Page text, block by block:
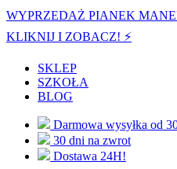
WYPRZEDAŻ PIANEK
KLIKNIJ I ZOBACZ! ⚡️
SKLEP
SZKOŁA
BLOG
Darmowa wysyłka od
30 dni na zwrot
Dostawa 24H!